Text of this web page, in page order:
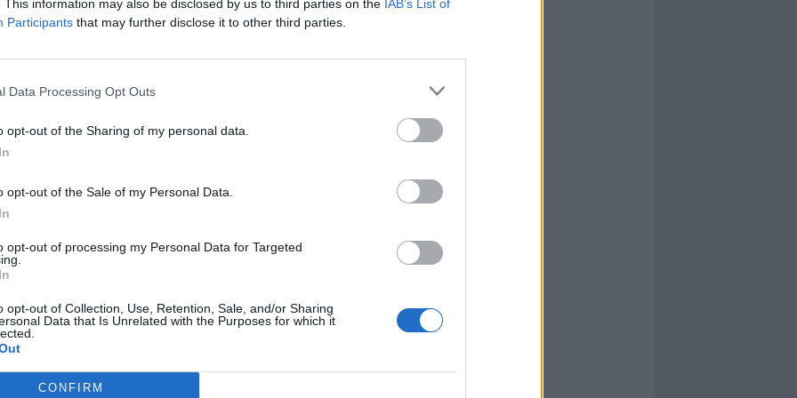
This information may also be disclosed by us to third parties on the IAB’s List of
Participants that may further disclose it to other third parties.
Data Processing Opt Outs
opt-out of the Sharing of my personal data.
opt-out of the Sale of my Personal Data.
opt-out of processing my Personal Data for Targeted
opt-out of Collection, Use, Retention, Sale, and/or Sharing
Data that Is Unrelated with the Purposes for which it
CONFIRM
perché era molto brava e trasparente”,
il 24enne. Agli investigatori
che Stasi non rispose mai agli sms
suggestioni
biglietto anonimo ritrovato sulla
è sepolta Chiara Poggi, non si può
sia opera di un mitomane o, forse, di
intendeva alimentare voci e sospetti
resto, come emerge dall’intercettazione
e l’avvocato Tizzoni, sul foglietto
un nome. Senza contare, inoltre, che
dell’epoca non trascurano alcuna
nonostante le indagini relative al
carico di Alberto Stasi furono viziate da
errori. Infine il biglietto non si collega in